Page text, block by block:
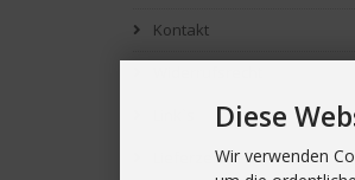
Kontakt
Lieferzeit
Diese
Wir verwenden